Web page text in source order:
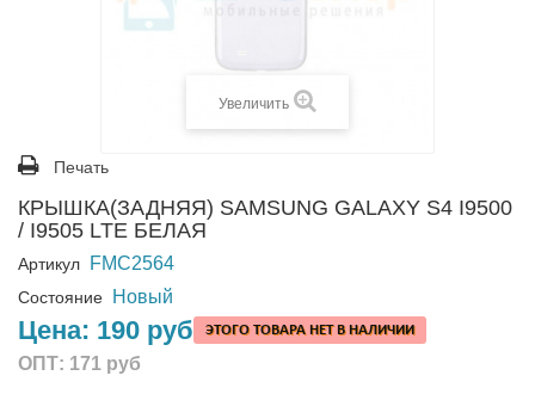
Увеличить
Печать
КРЫШКА(ЗАДНЯЯ) SAMSUNG GALAXY S4 I9500
/ I9505 LTE БЕЛАЯ
Артикул FMC2564
Состояние Новый
Цена: 190 руб
ОПТ: 171 руб
ЭТОГО ТОВАРА НЕТ В НАЛИЧИИ